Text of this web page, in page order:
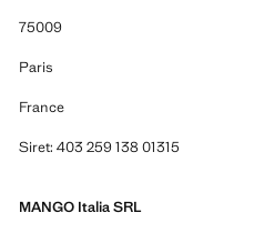
75009
Paris
France
Siret: 403 259 138 01315
MANGO Italia SRL